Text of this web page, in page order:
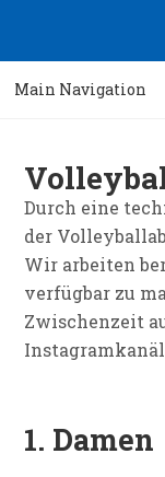
navigation
content
Main Navigation
Durch eine
der
Wir arbeiten
verfügbar zu
Zwischenzeit
1. Damen